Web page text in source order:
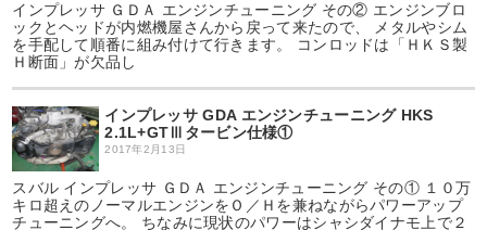
インプレッサ ＧＤＡ エンジンチューニング その② エンジンブロ
ックとヘッドが内燃機屋さんから戻って来たので、 メタルやシム
を手配して順番に組み付けて行きます。 コンロッドは「ＨＫＳ製
Ｈ断面」が欠品し
インプレッサ GDA エンジンチューニング HKS
2.1L+GTⅢタービン仕様①
2017年2月13日
スバル インプレッサ ＧＤＡ エンジンチューニング その① １０万
キロ超えのノーマルエンジンをＯ／Ｈを兼ねながらパワーアップ
チューニングへ。 ちなみに現状のパワーはシャシダイナモ上で２